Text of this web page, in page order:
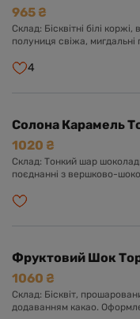
965 ₴
Склад: Бісквітні білі
полуниця свіжа, мигдальні
4
Солона Карамель
1020 ₴
Склад: Тонкий шар
поєднанні з вершково-
карамелізованого
Фруктовий
1060 ₴
Склад: Бісквіт,
додаванням какао.